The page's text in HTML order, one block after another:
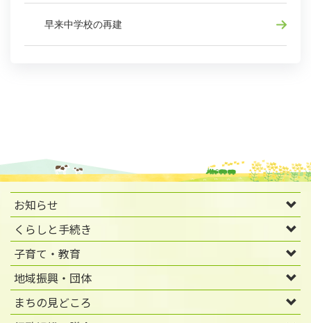
早来中学校の再建
お知らせ
くらしと手続き
子育て・教育
地域振興・団体
まちの見どころ